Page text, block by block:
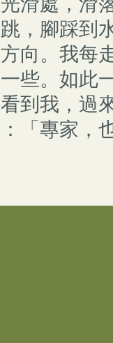
，腳踩到
向。我每
些。如此
到我，過
「專家，